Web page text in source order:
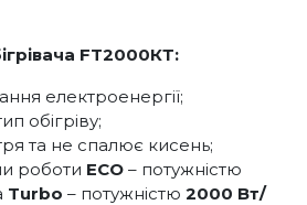
FT2000КТ:
електроенергії;
обігріву;
та не спалює кисень;
роботи ECO – потужністю
Turbo – потужністю 2000 Вт/